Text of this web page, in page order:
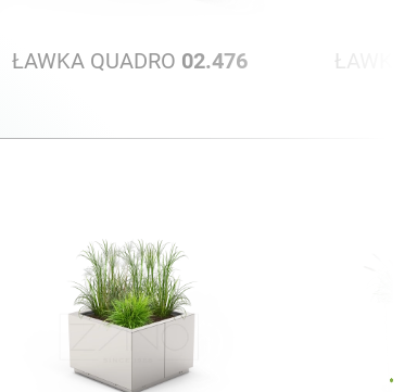
ŁAWKA QUADRO 02.476 ŁAWKA